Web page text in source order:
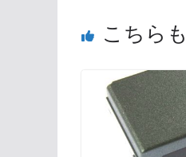
こちら